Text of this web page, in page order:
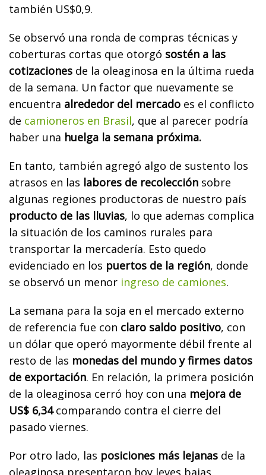
también US$0,9.
Se observó una ronda de compras técnicas y
coberturas cortas que otorgó sostén a las
cotizaciones de la oleaginosa en la última rueda
de la semana. Un factor que nuevamente se
encuentra alrededor del mercado es el conflicto
de camioneros en Brasil, que al parecer podría
haber una huelga la semana próxima.
En tanto, también agregó algo de sustento los
atrasos en las labores de recolección sobre
algunas regiones productoras de nuestro país
producto de las lluvias, lo que ademas complica
la situación de los caminos rurales para
transportar la mercadería. Esto quedo
evidenciado en los puertos de la región, donde
se observó un menor ingreso de camiones.
La semana para la soja en el mercado externo
de referencia fue con claro saldo positivo, con
un dólar que operó mayormente débil frente al
resto de las monedas del mundo y firmes datos
de exportación. En relación, la primera posición
de la oleaginosa cerró hoy con una mejora de
US$ 6,34comparando contra el cierre del
pasado viernes.
Por otro lado, las posiciones más lejanas de la
oleaginosa presentaron hoy leves bajas